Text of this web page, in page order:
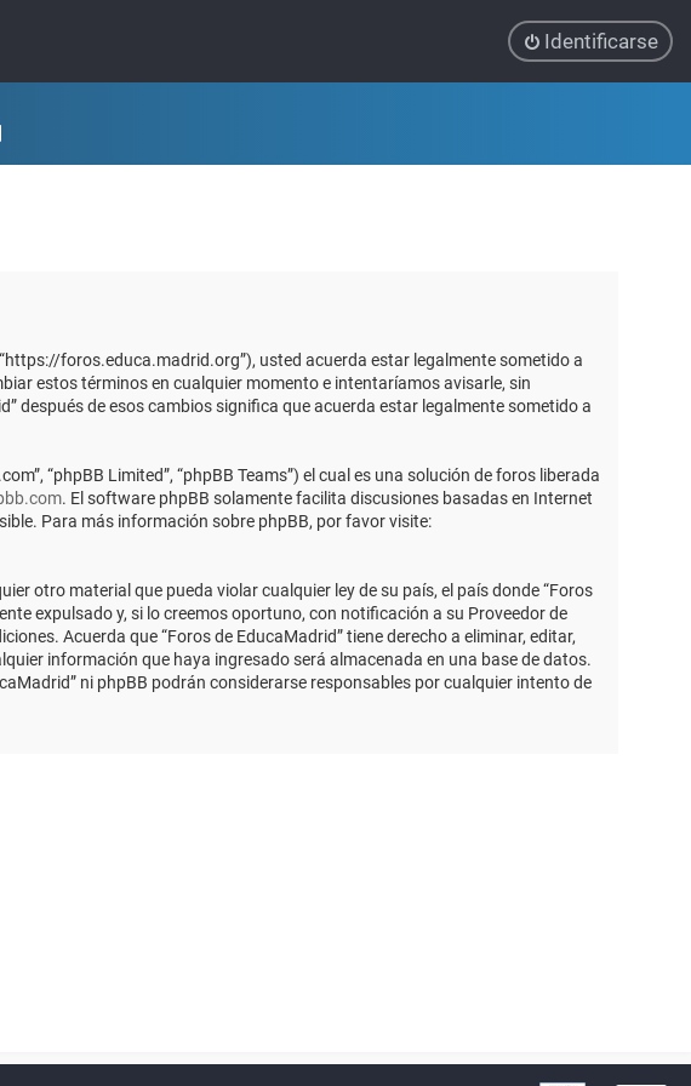
Identificarse
“https://foros.educa.madrid.org”), usted acuerda estar legalmente sometido a
estos términos en cualquier momento e intentaríamos avisarle, sin
después de esos cambios significa que acuerda estar legalmente sometido a
“phpBB Limited”, “phpBB Teams”) el cual es una solución de foros liberada
. El software phpBB solamente facilita discusiones basadas en Internet
Para más información sobre phpBB, por favor visite:
otro material que pueda violar cualquier ley de su país, el país donde “Foros
expulsado y, si lo creemos oportuno, con notificación a su Proveedor de
Acuerda que “Foros de EducaMadrid” tiene derecho a eliminar, editar,
información que haya ingresado será almacenada en una base de datos.
ni phpBB podrán considerarse responsables por cualquier intento de